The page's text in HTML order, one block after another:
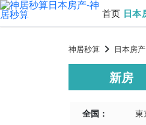
首页 日本
神居秒算 日本房产
新房
全国： 東